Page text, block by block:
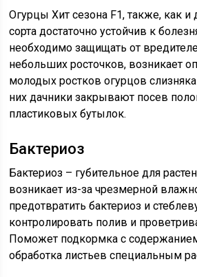
Огурцы Хит сезона F1, также, как и
сорта достаточно устойчив к
необходимо защищать от
небольших росточков, возникает
молодых ростков огурцов
них дачники закрывают посев
пластиковых бутылок.
Бактериоз
Бактериоз – губительное для
возникает из-за чрезмерной
предотвратить бактериоз и
контролировать полив и
Поможет подкормка с
обработка листьев специальным